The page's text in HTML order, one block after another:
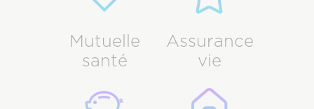
Mutuelle
santé
Assurance
vie
Pictogramme
Image Pictogramme
Image